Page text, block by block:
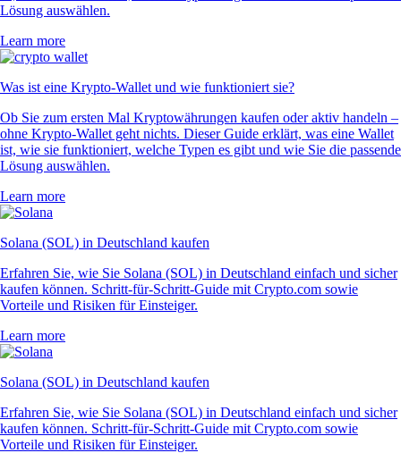
Lösung auswählen.
Learn more
Was ist eine Krypto-Wallet und wie funktioniert sie?
Ob Sie zum ersten Mal Kryptowährungen kaufen oder aktiv handeln –
ohne Krypto-Wallet geht nichts. Dieser Guide erklärt, was eine Wallet
ist, wie sie funktioniert, welche Typen es gibt und wie Sie die passende
Lösung auswählen.
Learn more
Solana (SOL) in Deutschland kaufen
Erfahren Sie, wie Sie Solana (SOL) in Deutschland einfach und sicher
kaufen können. Schritt-für-Schritt-Guide mit Crypto.com sowie
Vorteile und Risiken für Einsteiger.
Learn more
Solana (SOL) in Deutschland kaufen
Erfahren Sie, wie Sie Solana (SOL) in Deutschland einfach und sicher
kaufen können. Schritt-für-Schritt-Guide mit Crypto.com sowie
Vorteile und Risiken für Einsteiger.